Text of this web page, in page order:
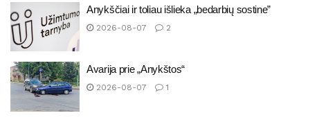
Anykščiai ir toliau išlieka „bedarbių sostine”
2026-08-07 2
Avarija prie „Anykštos“
2026-08-07 1